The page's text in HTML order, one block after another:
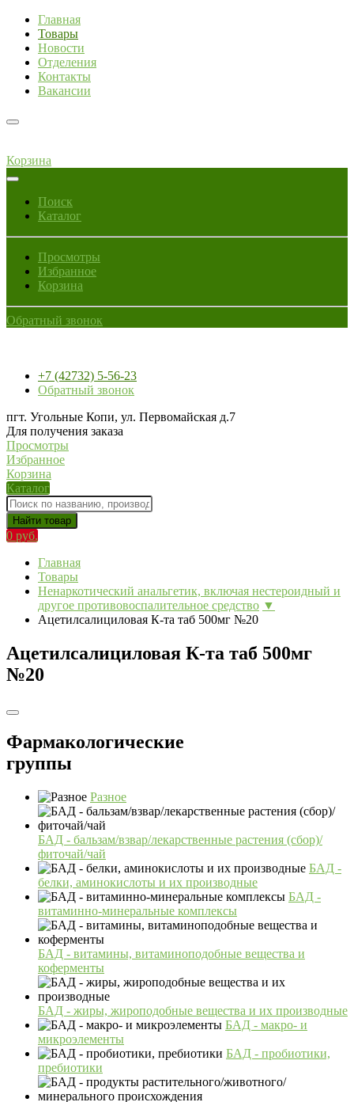
Главная
Товары
Новости
Отделения
Контакты
Вакансии
Корзина
Поиск
Каталог
Просмотры
Избранное
Корзина
Обратный звонок
+7 (42732) 5-56-23
Обратный звонок
пгт. Угольные Копи, ул. Первомайская д.7
Для получения заказа
Просмотры
Избранное
Корзина
Каталог
Найти товар
0 руб.
Главная
Товары
Ненаркотический анальгетик, включая нестероидный и
другое противовоспалительное средство ▼
Ацетилсалициловая К-та таб 500мг №20
Ацетилсалициловая К-та таб 500мг
№20
Фармакологические
группы
Разное
БАД - бальзам/взвар/лекарственные растения (сбор)/
фиточай/чай
БАД -
белки, аминокислоты и их производные
БАД -
витаминно-минеральные комплексы
БАД - витамины, витаминоподобные вещества и
коферменты
БАД - жиры, жироподобные вещества и их производные
БАД - макро- и
микроэлементы
БАД - пробиотики,
пребиотики